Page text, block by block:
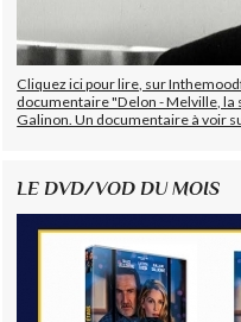
Cliquez ici pour lire, sur
documentaire "Delon - Melville,
Galinon. Un documentaire à voir
LE DVD/VOD DU MOIS